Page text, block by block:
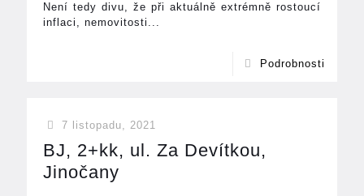
Není tedy divu, že při aktuálně extrémně rostoucí
inflaci, nemovitosti...
Podrobnosti
7 listopadu, 2021
BJ, 2+kk, ul. Za Devítkou,
Jinočany